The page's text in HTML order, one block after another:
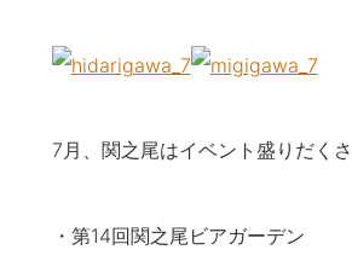
7月、関之尾はイベント盛りだく
・第14回関之尾ビアガーデン